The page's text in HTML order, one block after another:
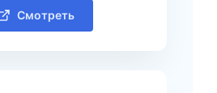
Смотреть